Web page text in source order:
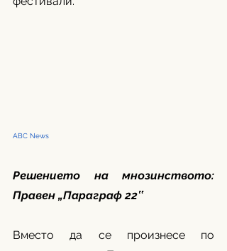
ABC News
Решението на мнозинството:
Правен „Параграф 22‟
Вместо да се произнесе по